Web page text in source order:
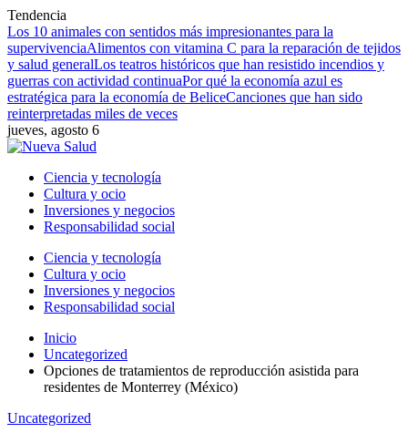
Tendencia
Los 10 animales con sentidos más impresionantes para la
supervivenciaAlimentos con vitamina C para la reparación de tejidos
y salud generalLos teatros históricos que han resistido incendios y
guerras con actividad continuaPor qué la economía azul es
estratégica para la economía de BeliceCanciones que han sido
reinterpretadas miles de veces
jueves, agosto 6
Ciencia y tecnología
Cultura y ocio
Inversiones y negocios
Responsabilidad social
Ciencia y tecnología
Cultura y ocio
Inversiones y negocios
Responsabilidad social
Inicio
Uncategorized
Opciones de tratamientos de reproducción asistida para
residentes de Monterrey (México)
Uncategorized